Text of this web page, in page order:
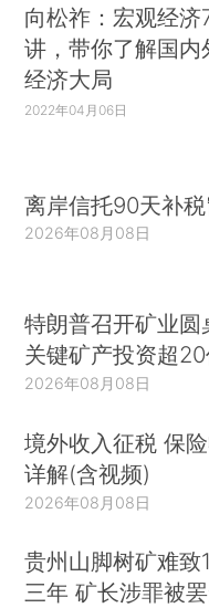
向松祚：宏观经济
讲，带你了解国内
经济大局
2022年04月06日
离岸信托90天补
2026年08月08日
特朗普召开矿业圆
关键矿产投资超
2026年08月08日
境外收入征税 保
详解(含视频)
2026年08月08日
贵州山脚树矿难致
三年 矿长涉罪被